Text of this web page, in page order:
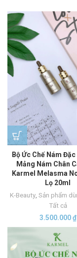
Bộ Ức Chế Nám
Mảng Nám Chân
Karmel Melasma
Lọ 20ml
K-Beauty, Sản phẩm
Tất cả
3.500.000₫